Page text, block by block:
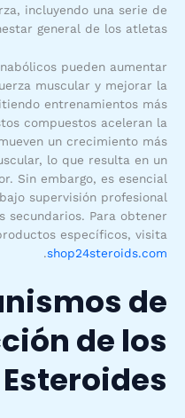
incluyendo una serie de
general de los atletas.
pueden aumentar
muscular y mejorar la
entrenamientos más
compuestos aceleran la
un crecimiento más
lo que resulta en un
Sin embargo, es esencial
supervisión profesional
secundarios. Para obtener
específicos, visita
shop24steroids.com
.
de
de los
Esteroides